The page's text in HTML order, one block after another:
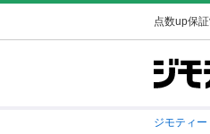
点数up保
ジモティー